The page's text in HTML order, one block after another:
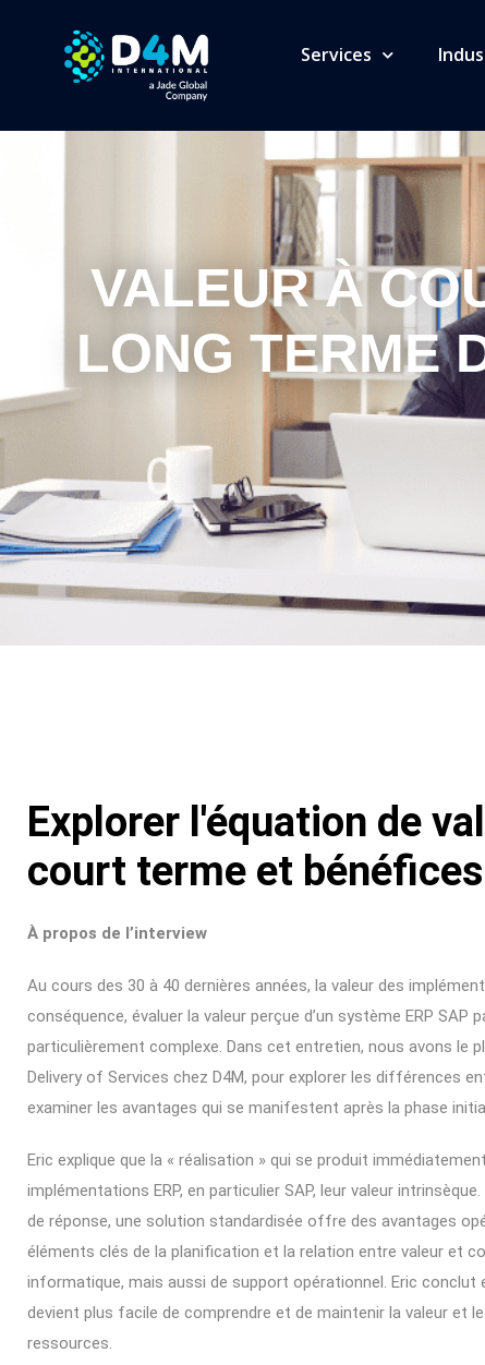
Services
VALEUR À
LONG TERME
Explorer l'équation de
court terme et
À propos de l’interview
Au cours des 30 à 40 dernières années, la valeur des
conséquence, évaluer la valeur perçue d’un système ERP
particulièrement complexe. Dans cet entretien, nous avons le
Delivery of Services chez D4M, pour explorer les différences
examiner les avantages qui se manifestent après la phase
Eric explique que la « réalisation » qui se produit
implémentations ERP, en particulier SAP, leur valeur
de réponse, une solution standardisée offre des avantages
éléments clés de la planification et la relation entre valeur et
informatique, mais aussi de support opérationnel. Eric
devient plus facile de comprendre et de maintenir la valeur et
ressources.